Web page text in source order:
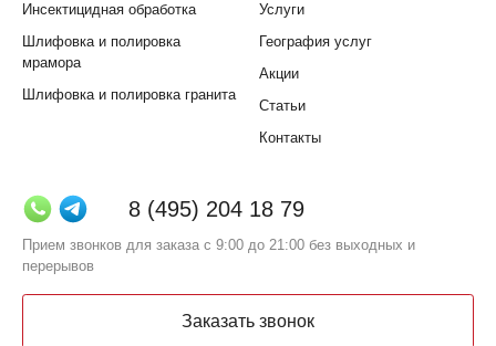
8 (495) 204 18 79
Прием звонков для заказа с 9:00 до 21:00 без выходных и
перерывов
Заказать звонок
Инсектицидная обработка
Шлифовка и полировка
мрамора
Шлифовка и полировка гранита
Услуги
География услуг
Акции
Статьи
Контакты